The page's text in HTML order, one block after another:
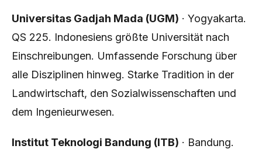
Universitas Gadjah Mada (UGM) · Yogyakarta.
QS 225. Indonesiens größte Universität nach
Einschreibungen. Umfassende Forschung über
alle Disziplinen hinweg. Starke Tradition in der
Landwirtschaft, den Sozialwissenschaften und
dem Ingenieurwesen.
Institut Teknologi Bandung (ITB) · Bandung.